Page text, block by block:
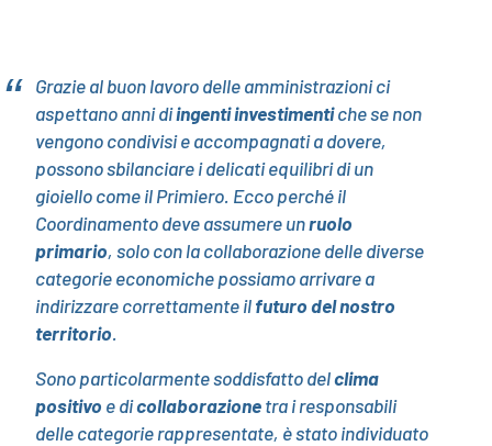
Grazie al buon lavoro delle amministrazioni ci
aspettano anni diingenti investimentiche se non
vengono condivisi e accompagnati a dovere,
possono sbilanciare i delicati equilibri di un
gioiello come il Primiero. Ecco perché il
Coordinamento deve assumere unruolo
primario, solo con la collaborazione delle diverse
categorie economiche possiamo arrivare a
indirizzare correttamente ilfuturo del nostro
territorio.
Sono particolarmente soddisfatto delclima
positivo e dicollaborazionetra i responsabili
delle categorie rappresentate, è stato individuato